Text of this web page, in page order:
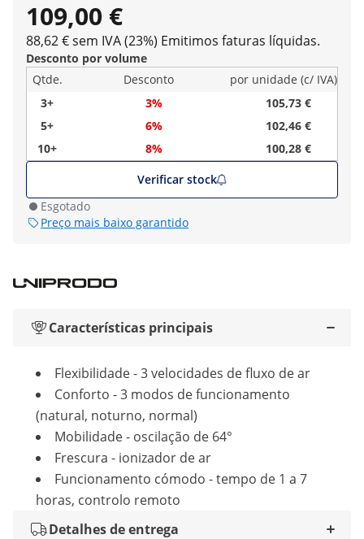
109,00 €
88,62 € sem IVA (23%) Emitimos faturas líquidas.
Desconto por volume
Qtde.
Desconto
por unidade (c/ IVA)
3+
3%
105,73 €
5+
6%
102,46 €
10+
8%
100,28 €
Verificar stock
Esgotado
Preço mais baixo garantido
Características principais
Flexibilidade - 3 velocidades de fluxo de ar
Conforto - 3 modos de funcionamento
(natural, noturno, normal)
Mobilidade - oscilação de 64°
Frescura - ionizador de ar
Funcionamento cómodo - tempo de 1 a 7
horas, controlo remoto
Detalhes de entrega